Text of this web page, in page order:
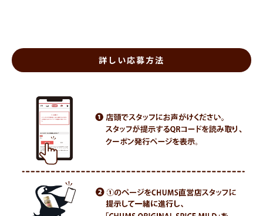
詳しい応募方法